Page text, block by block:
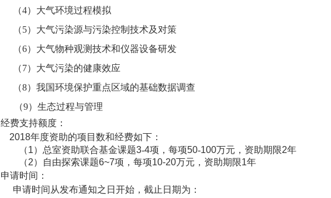
（4）大气环境过程模拟
（5）大气污染源与污染控制技术及对策
（6）大气物种观测技术和仪器设备研发
（7）大气污染的健康效应
（8）我国环境保护重点区域的基础数据调查
（9）生态过程与管理
经费支持额度：
2018年度资助的项目数和经费如下：
（1）总室资助联合基金课题3-4项，每项50-100万元，资助期限2年
（2）自由探索课题6~7项，每项10-20万元，资助期限1年
申请时间：
申请时间从发布通知之日开始，截止日期为：